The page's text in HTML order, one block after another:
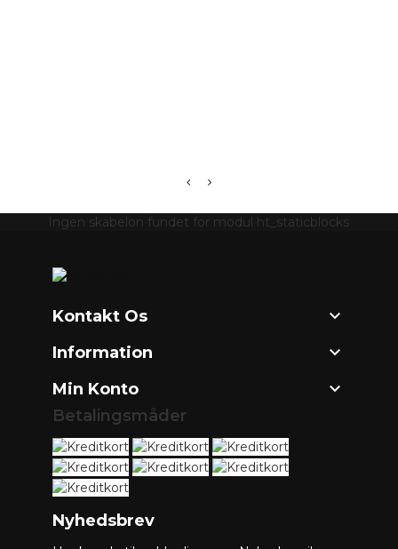
Ingen skabelon fundet for modul ht_staticblocks
Kontakt Os 
Information 
Min Konto 
Betalingsmåder
Nyhedsbrev